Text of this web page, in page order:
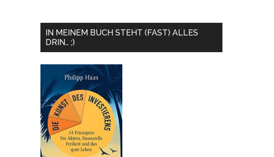
IN MEINEM BUCH STEHT (FAST) ALLES
DRIN… ;)